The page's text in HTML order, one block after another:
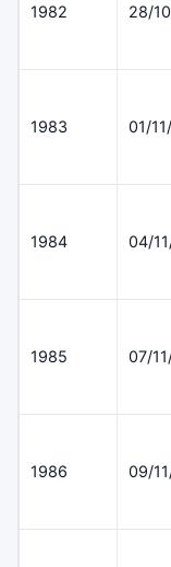
1982 28/
1983 01/
1984 04/
1985 07/
1986 09/